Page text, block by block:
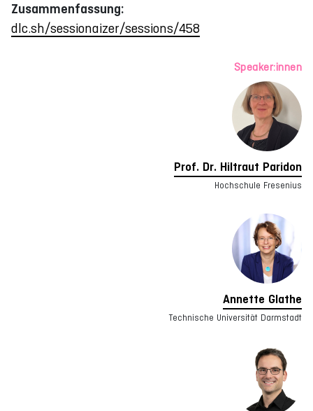
Zusammenfassung:
dlc.sh/sessionaizer/sessions/458
Speaker:innen
Prof. Dr. Hiltraut Paridon
Hochschule Fresenius
Annette Glathe
Technische Universität Darmstadt